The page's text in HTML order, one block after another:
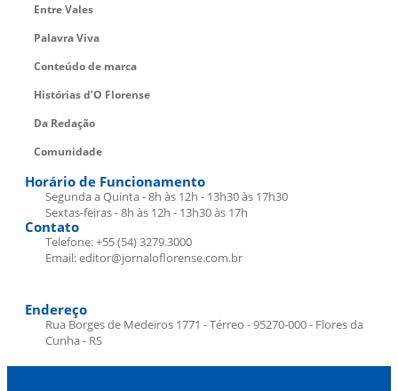
Entre Vales
Palavra Viva
Conteúdo de marca
Histórias d’O Florense
Da Redação
Comunidade
Horário de Funcionamento
Segunda a Quinta - 8h às 12h - 13h30 às 17h30
Sextas-feiras - 8h às 12h - 13h30 às 17h
Contato
Telefone: +55 (54) 3279.3000
Email: editor@jornaloflorense.com.br
Endereço
Rua Borges de Medeiros 1771 - Térreo - 95270-000 - Flores da
Cunha - RS